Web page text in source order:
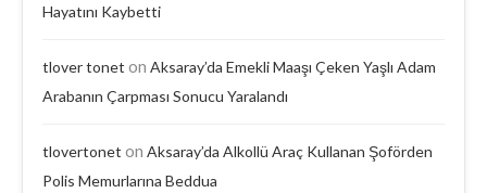
Hayatını Kaybetti
tlover tonet on Aksaray’da Emekli Maaşı Çeken Yaşlı Adam
Arabanın Çarpması Sonucu Yaralandı
tlovertonet on Aksaray’da Alkollü Araç Kullanan Şoförden
Polis Memurlarına Beddua